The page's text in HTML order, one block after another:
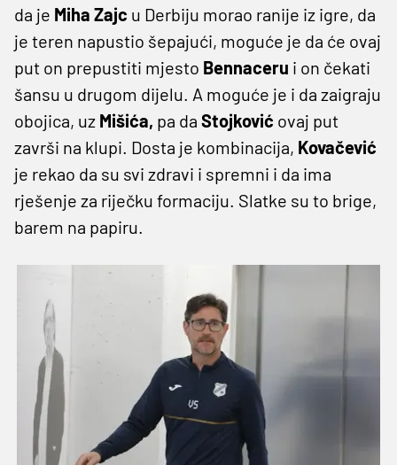
da je Miha Zajc u Derbiju morao ranije iz igre, da
je teren napustio šepajući, moguće je da će ovaj
put on prepustiti mjesto Bennaceru i on čekati
šansu u drugom dijelu. A moguće je i da zaigraju
obojica, uz Mišića, pa da Stojković ovaj put
završi na klupi. Dosta je kombinacija, Kovačević
je rekao da su svi zdravi i spremni i da ima
rješenje za riječku formaciju. Slatke su to brige,
barem na papiru.